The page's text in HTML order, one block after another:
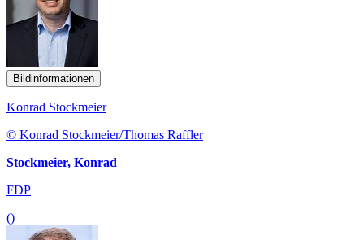
Bildinformationen
Konrad Stockmeier
© Konrad Stockmeier/Thomas Raffler
Stockmeier, Konrad
FDP
()